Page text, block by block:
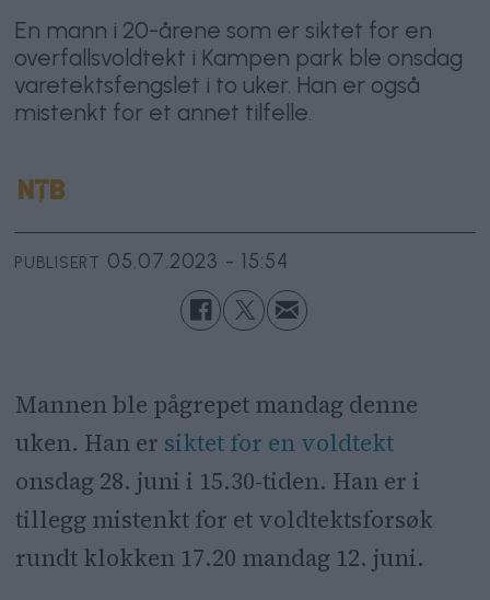
En mann i 20-årene som er siktet for en
overfallsvoldtekt i Kampen park ble onsdag
varetektsfengslet i to uker. Han er også
mistenkt for et annet tilfelle.
PUBLISERT 05.07.2023 - 15:54
Mannen ble pågrepet mandag denne
uken. Han er siktet for en voldtekt
onsdag 28. juni i 15.30-tiden. Han er i
tillegg mistenkt for et voldtektsforsøk
rundt klokken 17.20 mandag 12. juni.